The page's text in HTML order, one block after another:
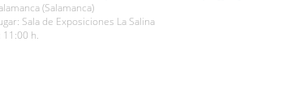
(Salamanca)
Sala de Exposiciones La Salina
11:00 h.